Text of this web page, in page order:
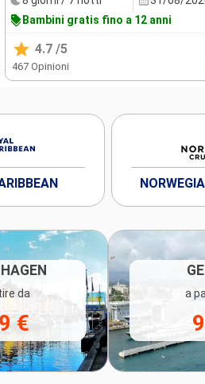
Bambini gratis fino a 12 anni
4.7 /5
467 Opinioni
da
€
a